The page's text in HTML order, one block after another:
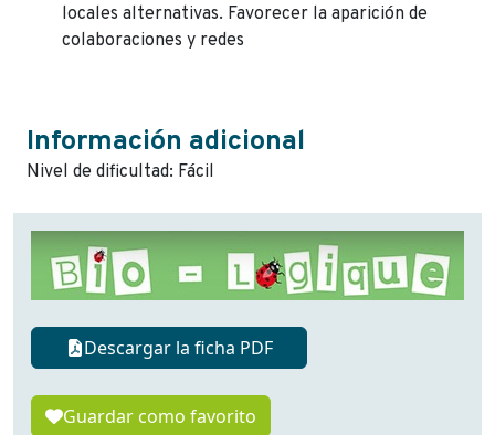
locales alternativas. Favorecer la aparición de
colaboraciones y redes
Información adicional
Nivel de dificultad: Fácil
Descargar la ficha PDF
Guardar como favorito